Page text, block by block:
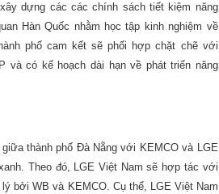
dựng các các chính sách tiết kiệm năng
Hàn Quốc nhằm học tập kinh nghiệm về
phố cam kết sẽ phối hợp chặt chẽ với
và có kế hoạch dài hạn về phát triển năng
thành phố Đà Nẵng với KEMCO và LGE
Theo đó, LGE Việt Nam sẽ hợp tác với
bởi WB và KEMCO. Cụ thể, LGE Việt Nam